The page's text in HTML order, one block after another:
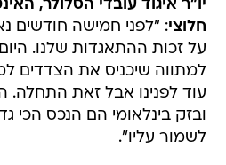
יו"ר איגוד עובדי הסלולר,
חלוצי: "לפני חמישה חודשים
על זכות ההתאגדות שלנו.
למתווה שיכניס את הצדדים
עוד לפנינו אבל זאת התחלה.
ובזק בינלאומי הם הנכס הכי
לשמור עליו".